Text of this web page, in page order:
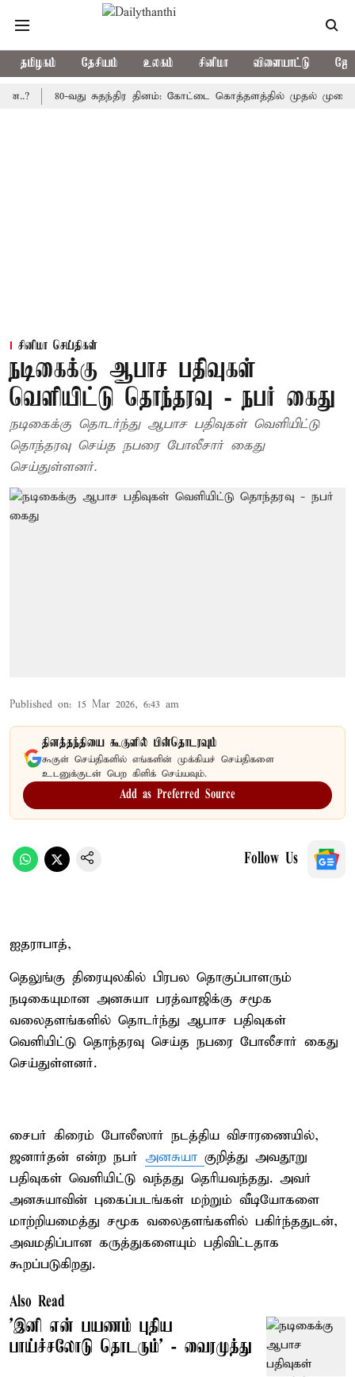
தமிழகம் தேசியம் உலகம் சினிமா விளையாட்டு
80-வது சுதந்திர தினம்: கோட்டை கொத்தளத்தில் முதல் முறையாக
சினிமா செய்திகள்
நடிகைக்கு ஆபாச பதிவுகள்
வெளியிட்டு தொந்தரவு - நபர் கைது
நடிகைக்கு தொடர்ந்து ஆபாச பதிவுகள் வெளியிட்டு
தொந்தரவு செய்த நபரை போலீசார் கைது
செய்துள்ளனர்.
Published on: 15 Mar 2026, 6:43 am
தினத்தந்தியை கூகுளில் பின்தொடரவும்
கூகுள் செய்திகளில் எங்களின் முக்கியச் செய்திகளை
உடனுக்குடன் பெற கிளிக் செய்யவும்.
Add as Preferred Source
Follow Us
ஐதராபாத்,
தெலுங்கு திரையுலகில் பிரபல தொகுப்பாளரும்
நடிகையுமான அனசுயா பரத்வாஜிக்கு சமூக
வலைதளங்களில் தொடர்ந்து ஆபாச பதிவுகள்
வெளியிட்டு தொந்தரவு செய்த நபரை போலீசார் கைது
செய்துள்ளனர்.
சைபர் கிரைம் போலீஸார் நடத்திய விசாரணையில்,
ஜனார்தன் என்ற நபர் அனசுயா குறித்து அவதூறு
பதிவுகள் வெளியிட்டு வந்தது தெரியவந்தது. அவர்
அனசுயாவின் புகைப்படங்கள் மற்றும் வீடியோகளை
மாற்றியமைத்து சமூக வலைதளங்களில் பகிர்ந்ததுடன்,
அவமதிப்பான கருத்துகளையும் பதிவிட்டதாக
கூறப்படுகிறது.
Also Read
’இனி என் பயணம் புதிய
பாய்ச்சலோடு தொடரும்’ - வைரமுத்து